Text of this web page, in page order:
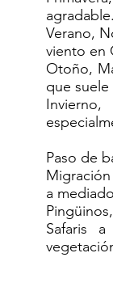
agradable.
Verano,
viento en
Otoño,
que suele
Paso de
a
Safaris